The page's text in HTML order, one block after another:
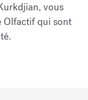
vous
Olfactif qui sont